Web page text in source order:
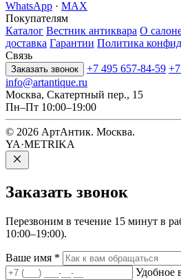
WhatsApp · MAX
Покупателям
Каталог Вестник антиквара О
доставка Гарантии Политика
Связь
Заказать звонок +7 495 657-84-59
info@artantique.ru
Москва, Скатертный пер., 15
Пн–Пт 10:00–19:00
© 2026 АртАнтик. Москва.
YA·METRIKA
Заказать звонок
Перезвоним в течение 15 минут в
10:00–19:00).
Ваше имя *
Удобное